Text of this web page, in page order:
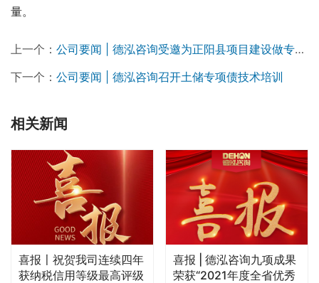
量。
上一个： 公司要闻 | 德泓咨询受邀为正阳县项目建设做专题培训
下一个： 公司要闻 | 德泓咨询召开土储专项债技术培训
相关新闻
喜报〡祝贺我司连续四年
获纳税信用等级最高评级
喜报 | 德泓咨询九项成果
荣获“2021年度全省优秀